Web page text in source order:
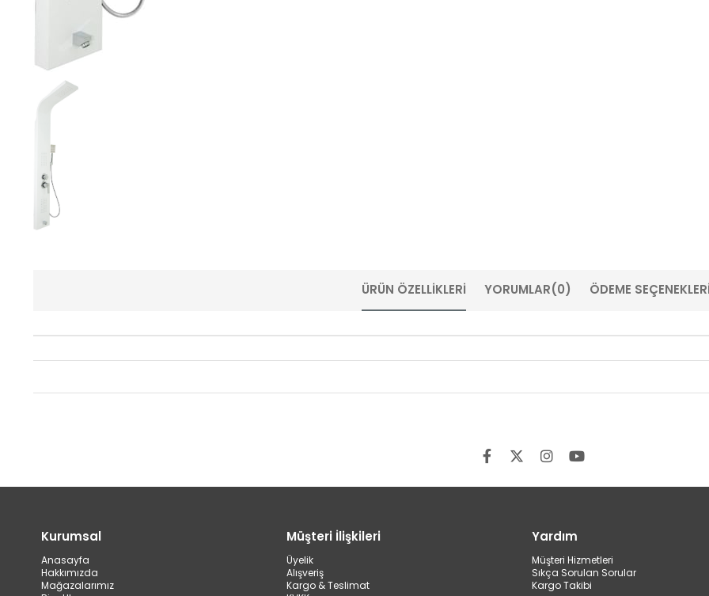
ÜRÜN ÖZELLIKLERI YORUMLAR(0) ÖDEME SEÇENEKLERI
Kurumsal
Anasayfa
Hakkımızda
Mağazalarımız
Müşteri İlişkileri
Üyelik
Alışveriş
Kargo & Teslimat
Yardım
Müşteri Hizmetleri
Sıkça Sorulan Sorular
Kargo Takibi